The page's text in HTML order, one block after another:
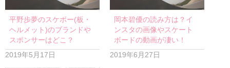
平野歩夢のスケボー(板・
ヘルメット)のブランドや
スポンサーはどこ？
2019年5月17日
岡本碧優の読み方は？イ
ンスタの画像やスケート
ボードの動画が凄い！
2019年6月27日